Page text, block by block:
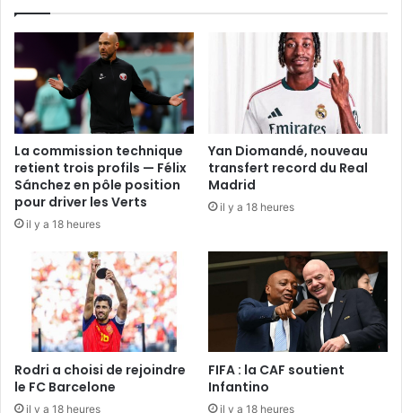
La commission technique
retient trois profils — Félix
Sánchez en pôle position
pour driver les Verts
il y a 18 heures
Yan Diomandé, nouveau
transfert record du Real
Madrid
il y a 18 heures
Rodri a choisi de rejoindre
le FC Barcelone
il y a 18 heures
FIFA : la CAF soutient
Infantino
il y a 18 heures